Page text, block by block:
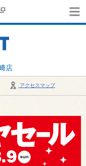
店
アクセスマップ
/ 定休日：火曜日（1月から2
曜日・火曜日お休み）